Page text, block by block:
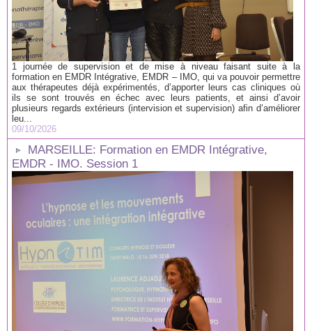
1 journée de supervision et de mise à niveau faisant suite à la
formation en EMDR Intégrative, EMDR – IMO, qui va pouvoir permettre
aux thérapeutes déjà expérimentés, d’apporter leurs cas cliniques où
ils se sont trouvés en échec avec leurs patients, et ainsi d’avoir
plusieurs regards extérieurs (intervision et supervision) afin d’améliorer
leu...
09/10/2026
MARSEILLE: Formation en EMDR Intégrative,
EMDR - IMO. Session 1